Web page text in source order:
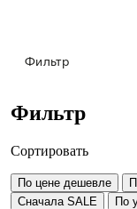
Фильтр
Фильтр
Сортировать
По цене дешевле
Сначала SALE
По